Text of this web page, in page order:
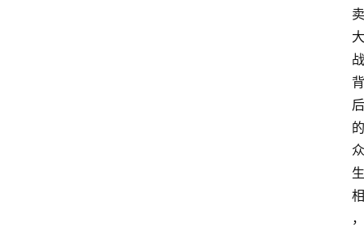
卖
大
战
背
后
的
众
生
相
，